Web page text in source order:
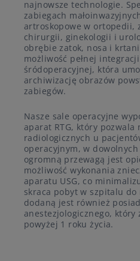
najnowsze technologie.
zabiegach
artroskopowe w ortopedii,
chirurgii, ginekologii i
obrębie zatok, nosa i
możliwość pełnej
śródoperacyjnej, która
archiwizację obrazów
zabiegów.
Nasze sale operacyjne
aparat RTG, który pozwala
radiologicznych u
operacyjnym, w dowolnych
ogromną przewagą jest
możliwość wykonania
aparatu USG, co
skraca pobyt w szpitalu
dodaną jest również
anestezjologicznego, który
powyżej 1 roku życia.